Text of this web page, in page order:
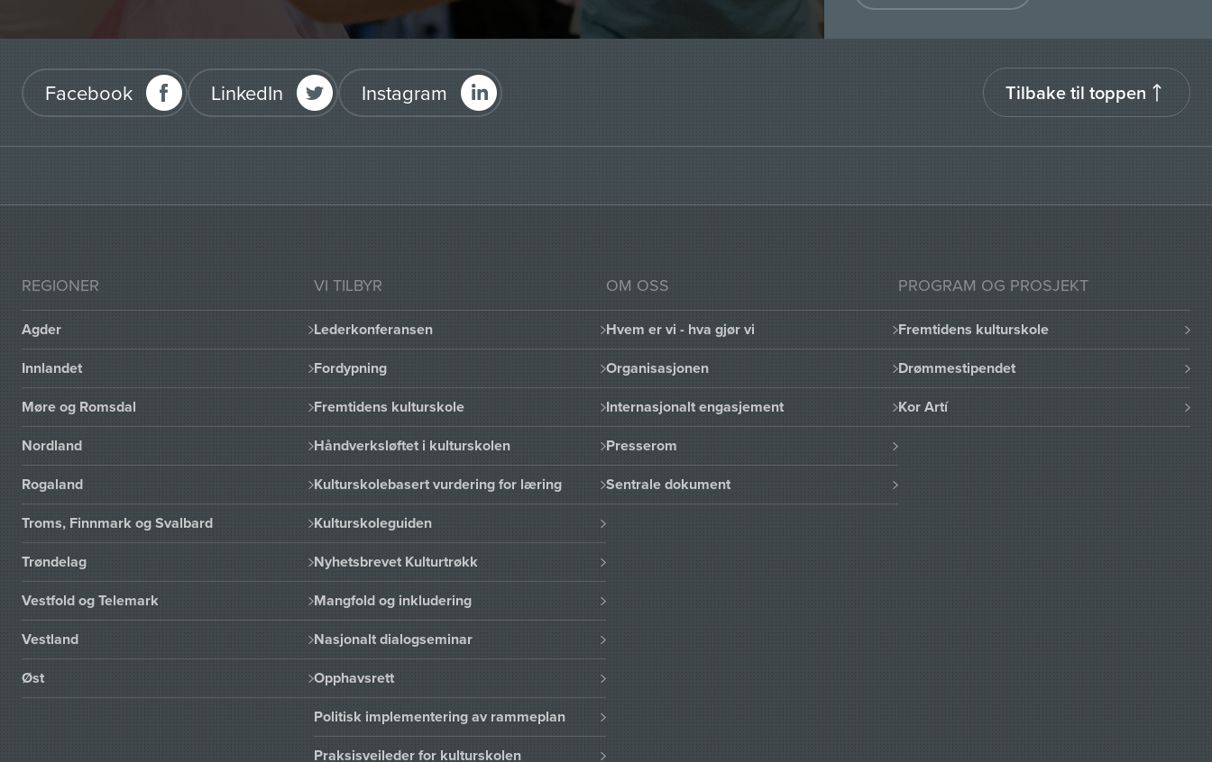
Facebook LinkedIn Instagram Tilbake til toppen
REGIONER
Agder
Innlandet
Møre og Romsdal
Nordland
Rogaland
Troms, Finnmark og Svalbard
Trøndelag
Vestfold og Telemark
Vestland
Øst
VI TILBYR
Lederkonferansen
Fordypning
Fremtidens kulturskole
Håndverksløftet i kulturskolen
Kulturskolebasert vurdering for læring
Kulturskoleguiden
Nyhetsbrevet Kulturtrøkk
Mangfold og inkludering
Nasjonalt dialogseminar
Opphavsrett
Politisk implementering av rammeplan
Praksisveileder for kulturskolen
OM OSS
Hvem er vi - hva gjør vi
Organisasjonen
Internasjonalt engasjement
Presserom
Sentrale dokument
PROGRAM OG PROSJEKT
Fremtidens kulturskole
Drømmestipendet
Kor Artí